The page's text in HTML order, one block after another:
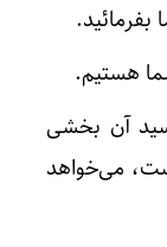
هستیم.
سید آن بخشی
می‌خواهد